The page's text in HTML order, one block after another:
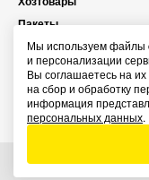
Пакеты
Топливо для зажигалок
Карты игральные
Сувенирные зажигалки
Мы используем файлы
и персонализации
Вы соглашаетесь на
на сбор и обработку
информация
персональных данных.